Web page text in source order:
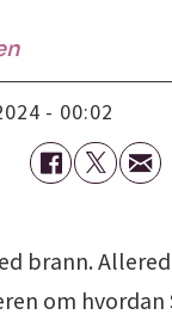
- 00:02
brann.
om